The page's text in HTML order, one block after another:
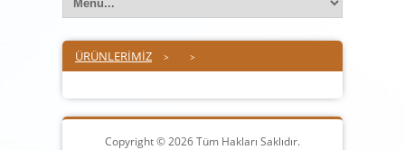
ÜRÜNLERİMİZ > >
Copyright © 2026 Tüm Hakları Saklıdır.